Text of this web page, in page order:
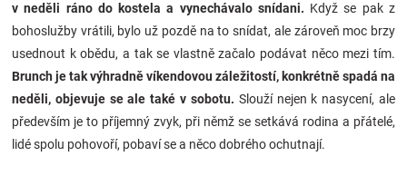
v neděli ráno do kostela a vynechávalo snídani. Když se pak z
bohoslužby vrátili, bylo už pozdě na to snídat, ale zároveň moc brzy
usednout k obědu, a tak se vlastně začalo podávat něco mezi tím.
Brunch je tak výhradně víkendovou záležitostí, konkrétně spadá na
neděli, objevuje se ale také v sobotu. Slouží nejen k nasycení, ale
především je to příjemný zvyk, při němž se setkává rodina a přátelé,
lidé spolu pohovoří, pobaví se a něco dobrého ochutnají.